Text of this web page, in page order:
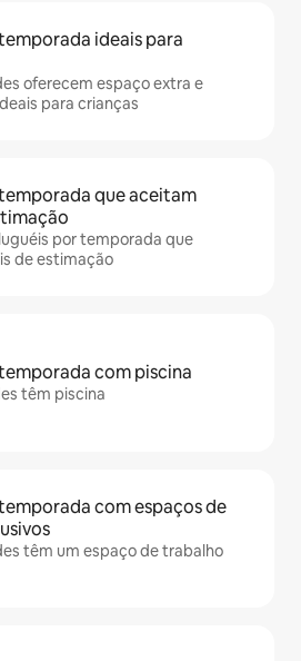
ideais para
oferecem espaço extra e
para crianças
que aceitam
por temporada que
de estimação
com piscina
têm piscina
com espaços de
têm um espaço de trabalho